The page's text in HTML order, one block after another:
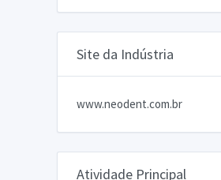
Site da Indústria
www.neodent.com.br
Atividade Principal